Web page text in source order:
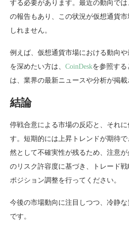
する必要があります。最近の動向で
の報告もあり、この状況が仮想通貨
しれません。
例えば、仮想通貨市場における動向
を深めたい方は、 CoinDeskを参照する
は、業界の最新ニュースや分析が掲載
結論
停戦合意による市場の反応と、それ
す。短期的には上昇トレンドが期待
然として不確実性が残るため、注意
のリスク許容度に基づき、トレード
ポジション調整を行ってください。
今後の市場動向に注目しつつ、冷静
です。